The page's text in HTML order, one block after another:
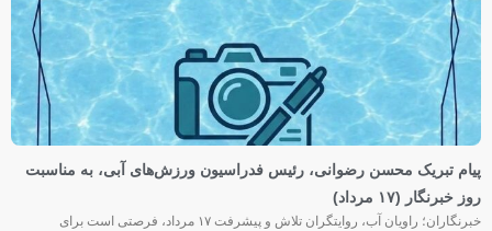
پیام تبریک محسن رضوانی، رئیس فدراسیون ورزش‌های آبی، به مناسبت
روز خبرنگار (۱۷ مرداد)
خبرنگاران؛ راویان آب، روایتگران تلاش و پیشرفت ۱۷ مرداد، فرصتی است برای